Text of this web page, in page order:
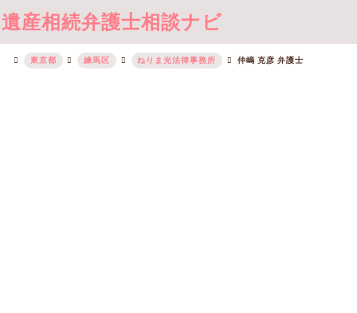
遺産相続弁護士相談ナビ
東京都 練馬区 ねりま光法律事務所 仲嶋 克彦 弁護士